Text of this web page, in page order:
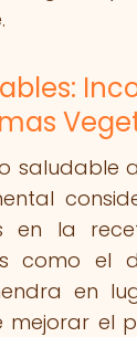
saludable
en la
como el
en
el